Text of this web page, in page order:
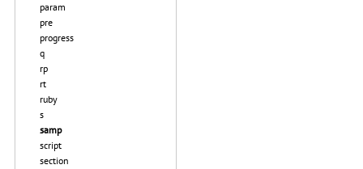
param
pre
progress
q
rp
rt
ruby
s
samp
script
section